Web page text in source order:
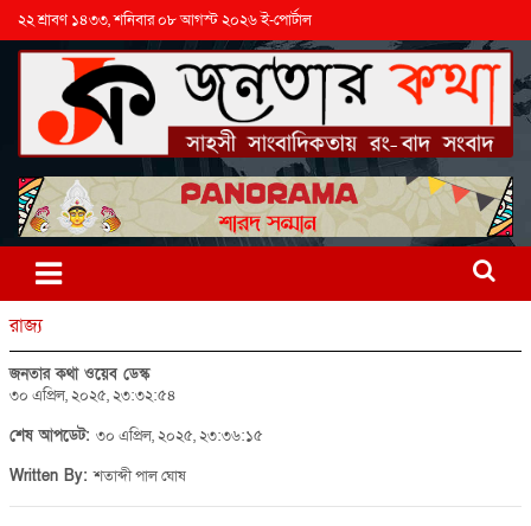
২২ শ্রাবণ ১৪৩৩, শনিবার ০৮ আগস্ট ২০২৬ ই-পোর্টাল
রাজ্য
জনতার কথা ওয়েব ডেস্ক
৩০ এপ্রিল, ২০২৫, ২৩:৩২:৫৪
শেষ আপডেট: ৩০ এপ্রিল, ২০২৫, ২৩:৩৬:১৫
Written By:শতাব্দী পাল ঘোষ